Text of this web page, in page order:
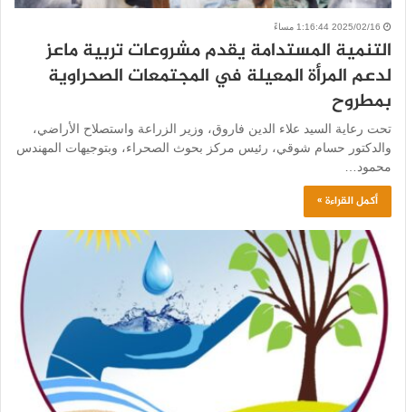
2025/02/16 1:16:44 مساءً
التنمية المستدامة يقدم مشروعات تربية ماعز
لدعم المرأة المعيلة في المجتمعات الصحراوية
بمطروح
تحت رعاية السيد علاء الدين فاروق، وزير الزراعة واستصلاح الأراضي،
والدكتور حسام شوقي، رئيس مركز بحوث الصحراء، وبتوجيهات المهندس
محمود…
أكمل القراءة »